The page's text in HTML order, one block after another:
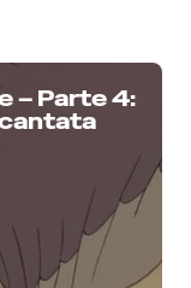
– Parte 4: